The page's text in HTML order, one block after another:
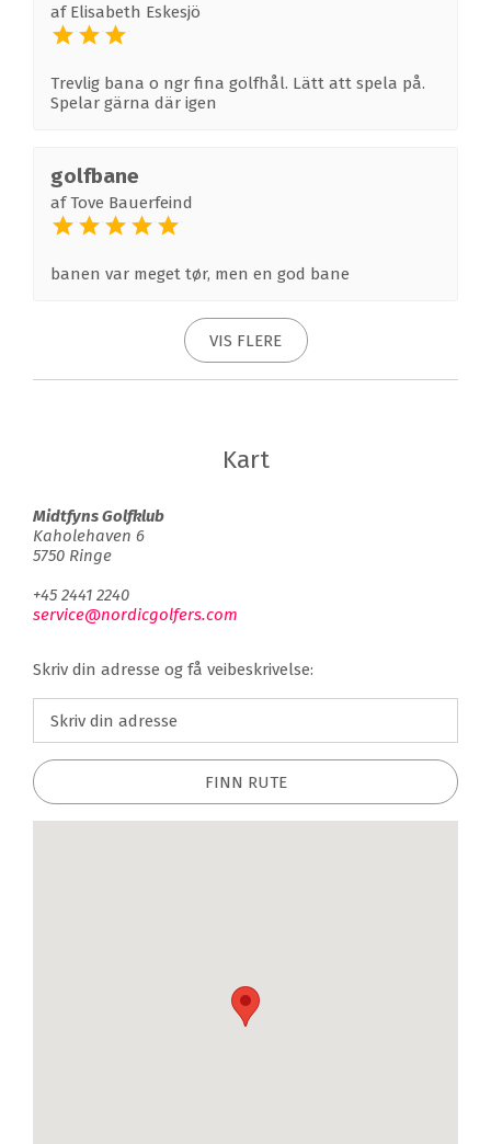
af Elisabeth Eskesjö
Trevlig bana o ngr fina golfhål. Lätt att spela på.
Spelar gärna där igen
golfbane
afTove Bauerfeind
banen var meget tør, men en god bane
VIS FLERE
Kart
Midtfyns Golfklub
Kaholehaven 6
5750 Ringe
+45 2441 2240
service@nordicgolfers.com
Skriv din adresse og få veibeskrivelse:
FINN RUTE